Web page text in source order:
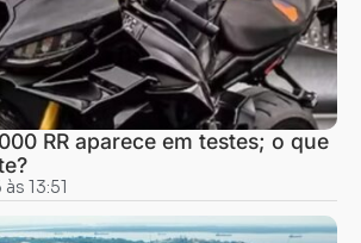
RR aparece em testes; o que
13:51